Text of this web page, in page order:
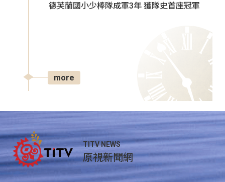
德芙蘭國小少棒隊成軍3年 獲隊史首座冠軍
more
TITV NEWS
原視新聞網